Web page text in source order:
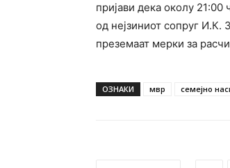
пријави дека околу 21:00
од нејзиниот сопруг И.К.
преземаат мерки за
ОЗНАКИ мвр семејно